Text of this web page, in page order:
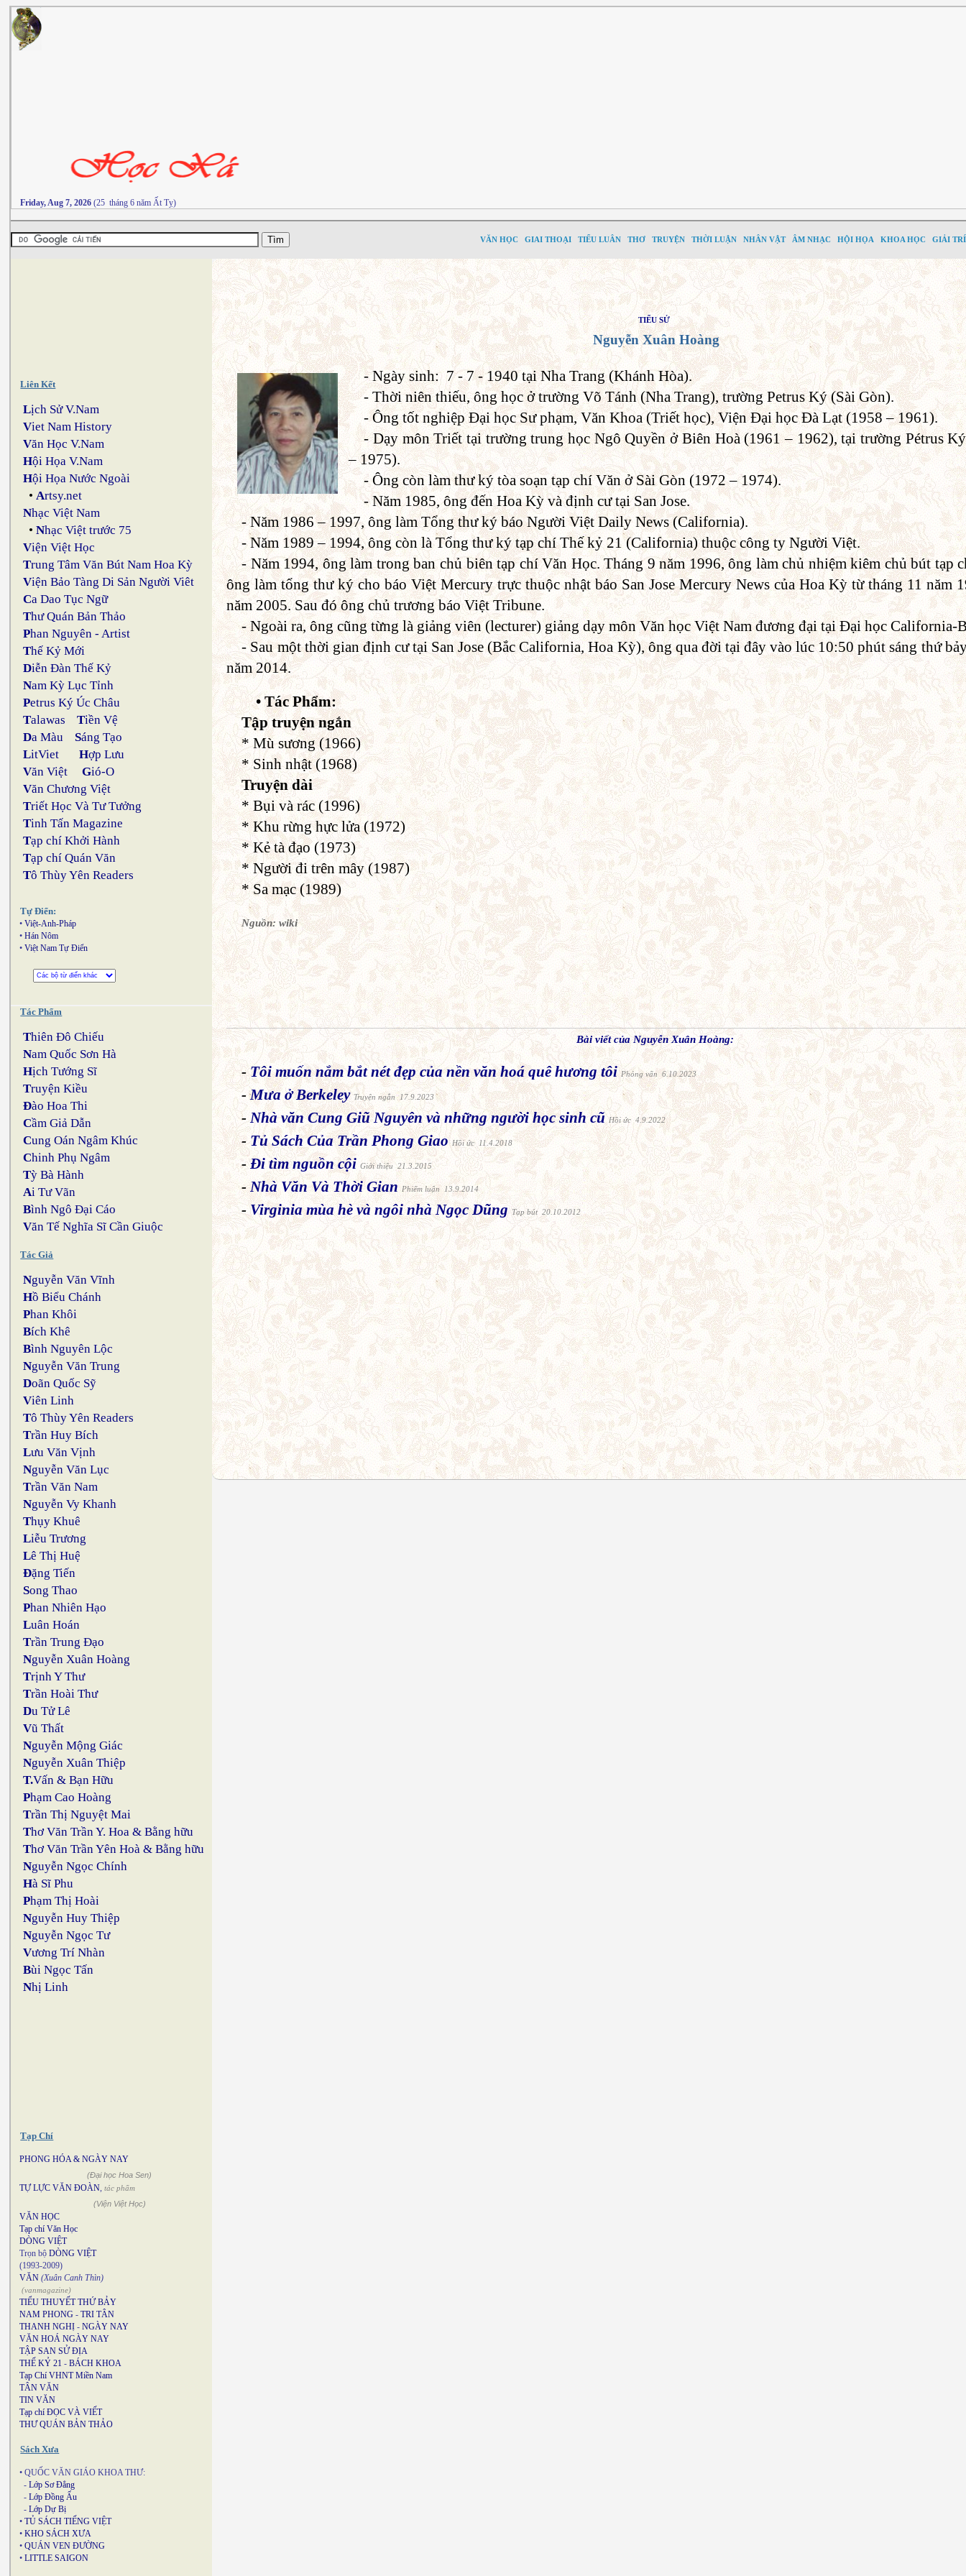
Friday, Aug 7, 2026 (25 tháng 6 năm Ất Tỵ)
VĂN HỌC GIAI THOẠI TIỂU LUÂN THƠ TRUYỆN THỜI LUẬN NHÂN VẬT ÂM NHẠC HỘI HỌA KHOA HỌC GIẢI TRÍ
Liên Kết
Lịch Sử V.Nam
Viet Nam History
Văn Học V.Nam
Hội Họa V.Nam
Hội Họa Nước Ngoài
•Artsy.net
Nhạc Việt Nam
•Nhạc Việt trước 75
Viện Việt Học
Trung Tâm Văn Bút Nam Hoa Kỳ
Viện Bảo Tàng Di Sản Người Viêt
Ca Dao Tục Ngữ
Thư Quán Bản Thảo
Phan Nguyên - Artist
Thế Kỷ Mới
Diễn Đàn Thế Kỷ
Nam Kỳ Lục Tỉnh
Petrus Ký Úc Châu
Talawas Tiền Vệ
Da Màu Sáng Tạo
LitViet Hợp Lưu
Văn Việt Gió-O
Văn Chương Việt
Triết Học Và Tư Tưởng
Tinh Tấn Magazine
Tạp chí Khởi Hành
Tạp chí Quán Văn
Tô Thùy Yên Readers
Tự Điển:
• Việt-Anh-Pháp
• Hán Nôm
• Việt Nam Tự Điển
Tác Phẩm
Thiên Đô Chiếu
Nam Quốc Sơn Hà
Hịch Tướng Sĩ
Truyện Kiều
Đào Hoa Thi
Cầm Giả Dẫn
Cung Oán Ngâm Khúc
Chinh Phụ Ngâm
Tỳ Bà Hành
Ai Tư Vãn
Bình Ngô Đại Cáo
Văn Tế Nghĩa Sĩ Cần Giuộc
Tác Giả
Nguyễn Văn Vĩnh
Hồ Biểu Chánh
Phan Khôi
Bích Khê
Bình Nguyên Lộc
Nguyễn Văn Trung
Doãn Quốc Sỹ
Viên Linh
Tô Thùy Yên Readers
Trần Huy Bích
Lưu Văn Vịnh
Nguyễn Văn Lục
Trần Văn Nam
Nguyễn Vy Khanh
Thụy Khuê
Liễu Trương
Lê Thị Huệ
Đặng Tiến
Song Thao
Phan Nhiên Hạo
Luân Hoán
Trần Trung Đạo
Nguyễn Xuân Hoàng
Trịnh Y Thư
Trần Hoài Thư
Du Tử Lê
Vũ Thất
Nguyễn Mộng Giác
Nguyễn Xuân Thiệp
T.Vấn & Bạn Hữu
Phạm Cao Hoàng
Trần Thị Nguyệt Mai
Thơ Văn Trần Y. Hoa & Bằng hữu
Thơ Văn Trần Yên Hoà & Bằng hữu
Nguyễn Ngọc Chính
Hà Sĩ Phu
Phạm Thị Hoài
Nguyễn Huy Thiệp
Nguyễn Ngọc Tư
Vương Trí Nhàn
Bùi Ngọc Tấn
Nhị Linh
Tạp Chí
PHONG HÓA & NGÀY NAY
(Đại học Hoa Sen)
TỰ LỰC VĂN ĐOÀN, tác phẩm
(Viện Việt Học)
VĂN HỌC
Tạp chí Văn Học
DÒNG VIỆT
Trọn bộ DÒNG VIỆT
(1993-2009)
VĂN (Xuân Canh Thìn)
(vanmagazine)
TIỂU THUYẾT THỨ BẢY
NAM PHONG - TRI TÂN
THANH NGHỊ - NGÀY NAY
VĂN HOÁ NGÀY NAY
TẬP SAN SỬ ĐỊA
THẾ KỶ 21 - BÁCH KHOA
Tạp Chí VHNT Miền Nam
TÂN VĂN
TIN VĂN
Tạp chí ĐỌC VÀ VIẾT
THƯ QUÁN BẢN THẢO
Sách Xưa
• QUỐC VĂN GIÁO KHOA THƯ:
- Lớp Sơ Đẳng
- Lớp Đồng Ấu
- Lớp Dự Bị
• TỦ SÁCH TIẾNG VIỆT
• KHO SÁCH XƯA
• QUÁN VEN ĐƯỜNG
• LITTLE SAIGON
TIỂU SỬ
Nguyễn Xuân Hoàng
- Ngày sinh: 7 - 7 - 1940 tại Nha Trang (Khánh Hòa).
- Thời niên thiếu, ông học ở trường Võ Tánh (Nha Trang), trường Petrus Ký (Sài Gòn).
- Ông tốt nghiệp Đại học Sư phạm, Văn Khoa (Triết học), Viện Đại học Đà Lạt (1958 – 1961).
- Dạy môn Triết tại trường trung học Ngô Quyền ở Biên Hoà (1961 – 1962), tại trường Pétrus
– 1975).
- Ông còn làm thư ký tòa soạn tạp chí Văn ở Sài Gòn (1972 – 1974).
- Năm 1985, ông đến Hoa Kỳ và định cư tại San Jose.
- Năm 1986 – 1997, ông làm Tổng thư ký báo Người Việt Daily News (California).
- Năm 1989 – 1994, ông còn là Tổng thư ký tạp chí Thế kỷ 21 (California) thuộc công ty Người Việt.
- Năm 1994, ông làm trong ban chủ biên tạp chí Văn Học. Tháng 9 năm 1996, ông làm chủ nhiệm kiêm chủ bút tạp
ông làm tổng thư ký cho báo Việt Mercury trực thuộc nhật báo San Jose Mercury News của Hoa Kỳ từ tháng 11 năm
năm 2005. Sau đó ông chủ trương báo Việt Tribune.
- Ngoài ra, ông cũng từng là giảng viên (lecturer) giảng dạy môn Văn học Việt Nam đương đại tại Đại học California-
- Sau một thời gian định cư tại San Jose (Bắc California, Hoa Kỳ), ông qua đời tại đây vào lúc 10:50 phút sáng thứ
năm 2014.
• Tác Phẩm:
Tập truyện ngắn
* Mù sương (1966)
* Sinh nhật (1968)
Truyện dài
* Bụi và rác (1996)
* Khu rừng hực lửa (1972)
* Kẻ tà đạo (1973)
* Người đi trên mây (1987)
* Sa mạc (1989)
Nguồn: wiki
Bài viết của Nguyễn Xuân Hoàng:
-Tôi muốn nắm bắt nét đẹp của nền văn hoá quê hương tôi Phỏng vấn 6.10.2023
-Mưa ở Berkeley Truyện ngắn 17.9.2023
-Nhà văn Cung Giũ Nguyên và những người học sinh cũ Hồi ức 4.9.2022
-Tủ Sách Của Trần Phong Giao Hồi ức 11.4.2018
-Đi tìm nguồn cội Giới thiệu 21.3.2015
-Nhà Văn Và Thời Gian Phiếm luận 13.9.2014
-Virginia mùa hè và ngôi nhà Ngọc Dũng Tạp bút 20.10.2012